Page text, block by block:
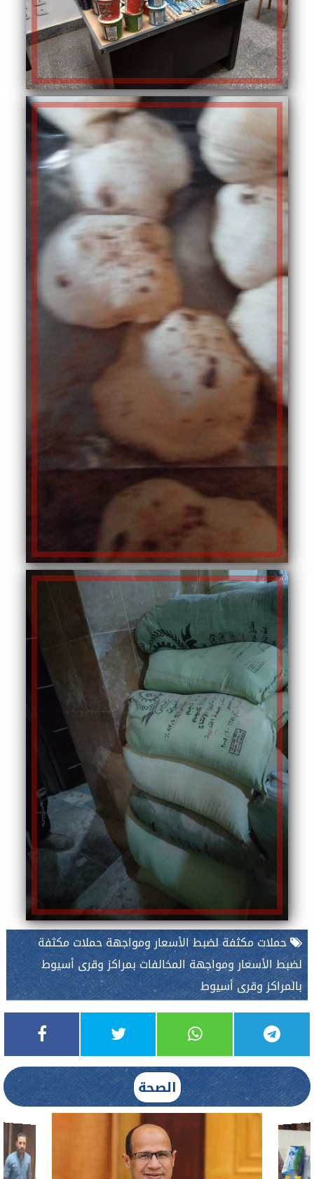
حملات مكثفة لضبط الأسعار ومواجهة حملات مكثفة
لضبط الأسعار ومواجهة المخالفات بمراكز وقرى أسيوط
بالمراكز وقرى أسيوط
الصحة